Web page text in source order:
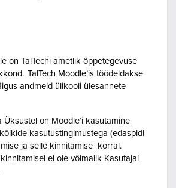
on TalTechi ametlik õppetegevuse
TalTech Moodle’is töödeldakse
andmeid ülikooli ülesannete
Üksustel on Moodle’i kasutamine
kasutustingimustega (edaspidi
ja selle kinnitamise korral.
ei ole võimalik Kasutajal